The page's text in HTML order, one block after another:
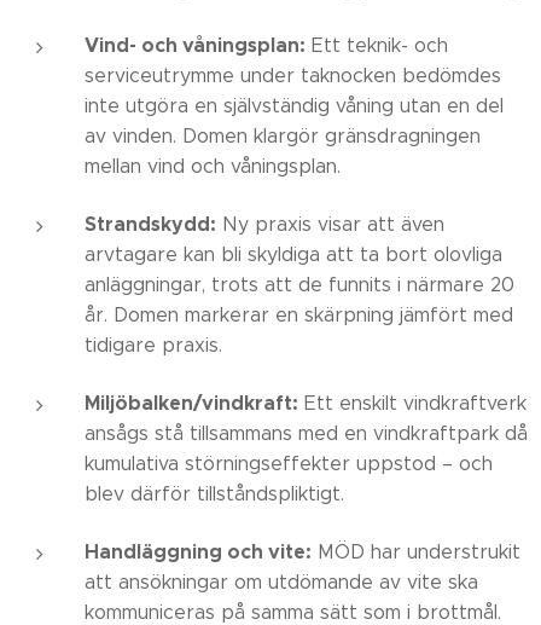
Vind- och våningsplan: Ett teknik- och
serviceutrymme under taknocken bedömdes
inte utgöra en självständig våning utan en del
av vinden. Domen klargör gränsdragningen
mellan vind och våningsplan.
Strandskydd: Ny praxis visar att även
arvtagare kan bli skyldiga att ta bort olovliga
anläggningar, trots att de funnits i närmare 20
år. Domen markerar en skärpning jämfört med
tidigare praxis.
Miljöbalken/vindkraft: Ett enskilt vindkraftverk
ansågs stå tillsammans med en vindkraftpark då
kumulativa störningseffekter uppstod – och
blev därför tillståndspliktigt.
Handläggning och vite: MÖD har understrukit
att ansökningar om utdömande av vite ska
kommuniceras på samma sätt som i brottmål.